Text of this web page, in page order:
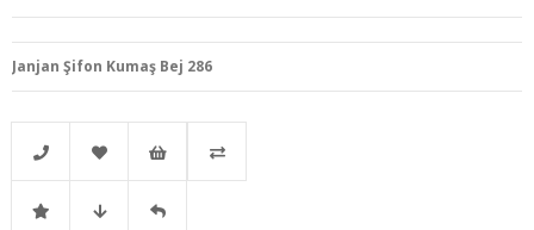
Janjan Şifon Kumaş Bej 286
Telefonla Favorilere İstek